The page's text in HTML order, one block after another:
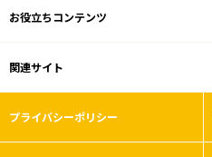
お役立ちコンテンツ
関連サイト
プライバシーポリシー